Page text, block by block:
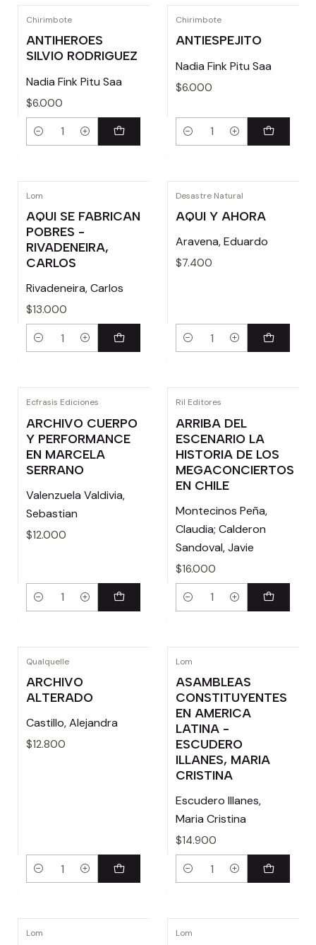
Chirimbote
ANTIHEROES
SILVIO RODRIGUEZ
Nadia Fink Pitu Saa
$6.000
Cantidad
Chirimbote
ANTIESPEJITO
Nadia Fink Pitu Saa
$6.000
Cantidad
Lom
AQUI SE FABRICAN
POBRES -
RIVADENEIRA,
CARLOS
Rivadeneira, Carlos
$13.000
Cantidad
Desastre Natural
AQUI Y AHORA
Aravena, Eduardo
$7.400
Cantidad
Ecfrasis Ediciones
ARCHIVO CUERPO
Y PERFORMANCE
EN MARCELA
SERRANO
Valenzuela Valdivia,
Sebastian
$12.000
Cantidad
Ril Editores
ARRIBA DEL
ESCENARIO LA
HISTORIA DE LOS
MEGACONCIERTOS
EN CHILE
Montecinos Peña,
Claudia; Calderon
Sandoval, Javie
$16.000
Cantidad
Qualquelle
ARCHIVO
ALTERADO
Castillo, Alejandra
$12.800
Cantidad
Lom
ASAMBLEAS
CONSTITUYENTES
EN AMERICA
LATINA -
ESCUDERO
ILLANES, MARIA
CRISTINA
Escudero Illanes,
Maria Cristina
$14.900
Cantidad
Lom Lom